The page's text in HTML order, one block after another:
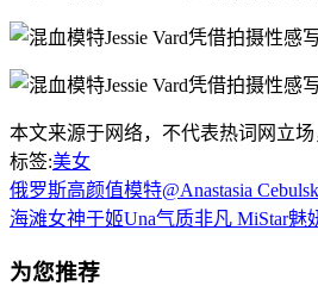
本文来源于网络，不代表热词网立场
标签:美女
俄罗斯高颜值模特@Anastasia
海滩女神于姬Una气质非凡 MiStar魅
为您推荐